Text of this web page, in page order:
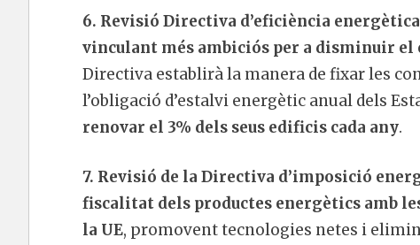
6. Revisió Directiva d’eficiència energètica
vinculant més ambiciós per a disminuir el
Directiva establirà la manera de fixar les
l’obligació d’estalvi energètic anual dels
renovar el 3% dels seus edificis cada any.
7. Revisió de la Directiva d’imposició
fiscalitat dels productes energètics amb
la UE, promovent tecnologies netes i